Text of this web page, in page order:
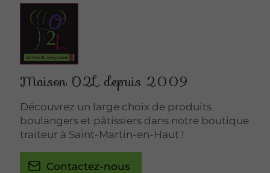
Maison O2L depuis 2009
Découvrez un large choix de produits
boulangers et pâtissiers dans notre boutique
traiteur à Saint-Martin-en-Haut !
Contactez-nous